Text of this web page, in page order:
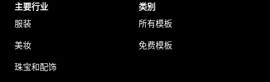
主要行业
服装
美妆
珠宝和配饰
类别
所有模板
免费模板